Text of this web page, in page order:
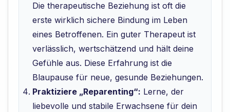
Die therapeutische Beziehung ist oft die
erste wirklich sichere Bindung im Leben
eines Betroffenen. Ein guter Therapeut ist
verlässlich, wertschätzend und hält deine
Gefühle aus. Diese Erfahrung ist die
Blaupause für neue, gesunde Beziehungen.
Praktiziere „Reparenting“: Lerne, der
liebevolle und stabile Erwachsene für dein